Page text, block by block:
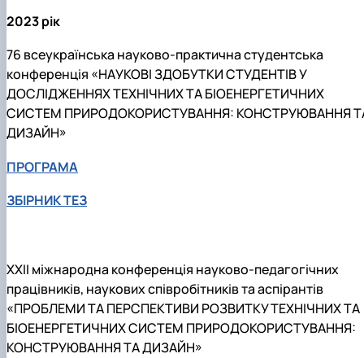
2023 рік
76 всеукраїнська науково-практична студентська
конференція «НАУКОВІ ЗДОБУТКИ СТУДЕНТІВ У
ДОСЛІДЖЕННЯХ ТЕХНІЧНИХ ТА БІОЕНЕРГЕТИЧНИХ
СИСТЕМ ПРИРОДОКОРИСТУВАННЯ: КОНСТРУЮВАННЯ
ДИЗАЙН»
ПРОГРАМА
ЗБІРНИК ТЕЗ
ХХІІ міжнародна конференція науково-педагогічних
працівників, наукових співробітників та аспірантів
«ПРОБЛЕМИ ТА ПЕРСПЕКТИВИ РОЗВИТКУ ТЕХНІЧНИХ ТА
БІОЕНЕРГЕТИЧНИХ СИСТЕМ ПРИРОДОКОРИСТУВАННЯ:
КОНСТРУЮВАННЯ ТА ДИЗАЙН»